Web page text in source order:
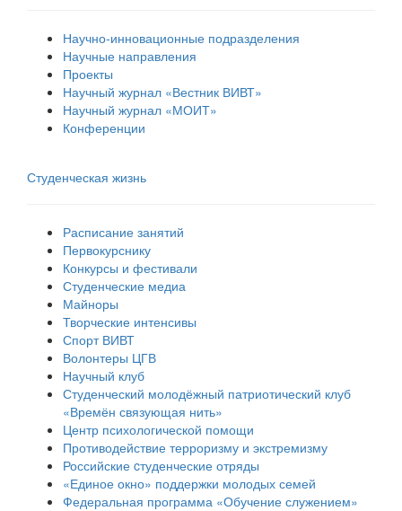
Научно-инновационные подразделения
Научные направления
Проекты
Научный журнал «Вестник ВИВТ»
Научный журнал «МОИТ»
Конференции
Студенческая жизнь
Расписание занятий
Первокурснику
Конкурсы и фестивали
Студенческие медиа
Майноры
Творческие интенсивы
Спорт ВИВТ
Волонтеры ЦГВ
Научный клуб
Студенческий молодёжный патриотический клуб
«Времён связующая нить»
Центр психологической помощи
Противодействие терроризму и экстремизму
Российские cтуденческие отряды
«Единое окно» поддержки молодых семей
Федеральная программа «Обучение служением»